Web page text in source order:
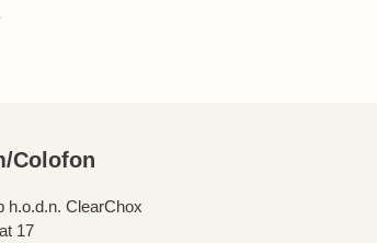
Colofon
h.o.d.n. ClearChox
17